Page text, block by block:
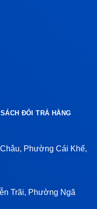
Phường Cái Khế,
Trãi, Phường Ngã
ĐỔI TRẢ HÀNG